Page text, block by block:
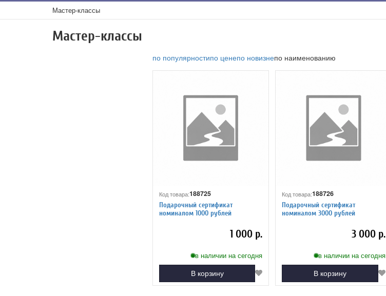
Мастер-классы
Мастер-классы
по популярностипо ценепо новизнепо наименованию
Код товара:188725
Подарочный сертификат
номиналом 1000 рублей
1 000 р.
в наличии на сегодня
В корзину
Код товара:188726
Подарочный сертификат
номиналом 3000 рублей
3 000 р.
в наличии на сегодня
В корзину